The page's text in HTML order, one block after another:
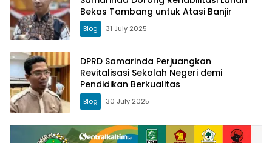
Bekas Tambang untuk Atasi Banjir
Blog 31 July 2025
DPRD Samarinda Perjuangkan
Revitalisasi Sekolah Negeri demi
Pendidikan Berkualitas
Blog 30 July 2025